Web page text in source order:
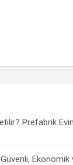
Prefabrik
Ekonomik